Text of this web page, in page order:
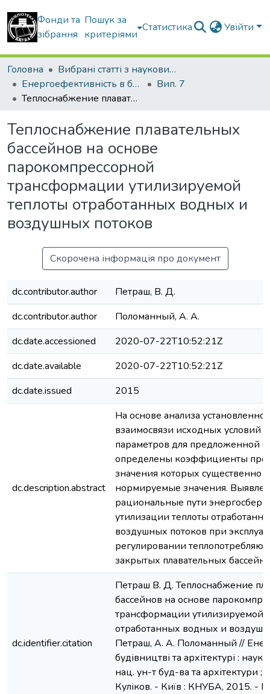
Фонди та
зібрання
Пошук за
критеріями
Статистика Увійти
Головна
Вибрані статті з наукових збірників КНУБА
Енергоефективність в будівництві та архітектурі
Вип. 7
Теплоснабжение плавательных бассейнов на основе парокомпрессорной трансформации утилизируемой теплоты отработанных водных и воздушных потоков
Теплоснабжение плавательных
бассейнов на основе
парокомпрессорной
трансформации утилизируемой
теплоты отработанных водных и
воздушных потоков
Скорочена інформація про документ
dc.contributor.author
Петраш, В. Д.
dc.contributor.author
Поломанный, А. А.
dc.date.accessioned
2020-07-22T10:52:21Z
dc.date.available
2020-07-22T10:52:21Z
dc.date.issued
2015
dc.description.abstract
На основе анализа
взаимосвязи исходных
параметров для предложенной
определены коэффициенты
значения которых существенно
нормируемые значения.
рациональные пути
утилизации теплоты
воздушных потоков при
регулировании
закрытых плавательных
dc.identifier.citation
Петраш В. Д. Теплоснабжение
бассейнов на основе
трансформации утилизируемой
отработанных водных и
Петраш, А. А. Поломанный //
будівництві та архітектурі :
нац. ун-т буд-ва та архітектури ;
Куліков. - Київ : КНУБА, 2015. -